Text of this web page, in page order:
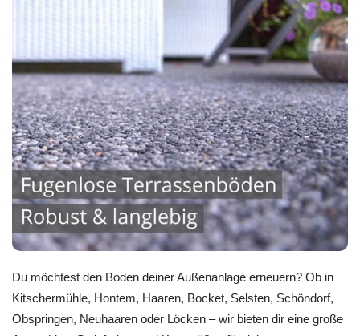
Du möchtest den Boden deiner Außenanlage erneuern? Ob in
Kitschermühle, Hontem, Haaren, Bocket, Selsten, Schöndorf,
Obspringen, Neuhaaren oder Löcken – wir bieten dir eine große